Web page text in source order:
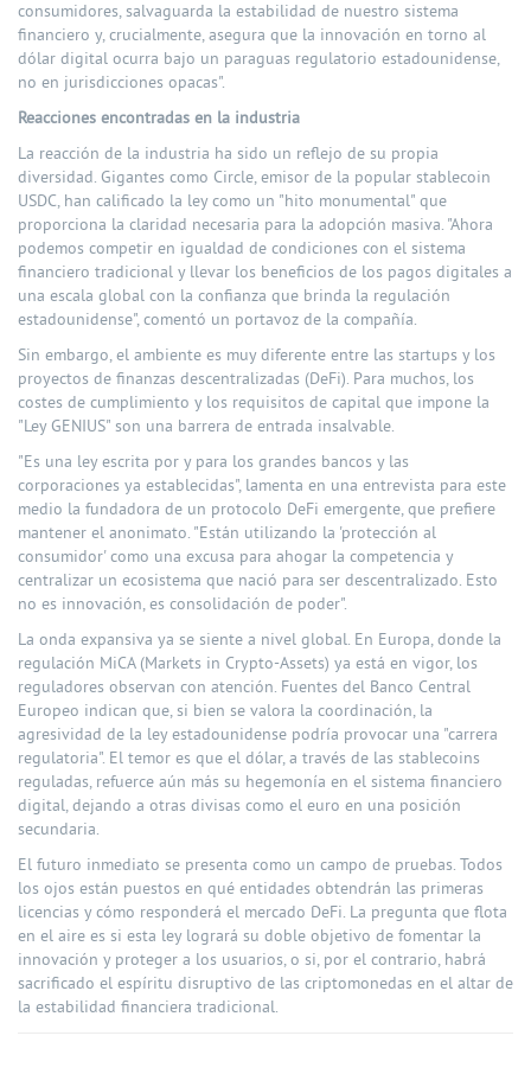
consumidores, salvaguarda la estabilidad de nuestro sistema
financiero y, crucialmente, asegura que la innovación en torno al
dólar digital ocurra bajo un paraguas regulatorio estadounidense,
no en jurisdicciones opacas".
Reacciones encontradas en la industria
La reacción de la industria ha sido un reflejo de su propia
diversidad. Gigantes como Circle, emisor de la popular stablecoin
USDC, han calificado la ley como un "hito monumental" que
proporciona la claridad necesaria para la adopción masiva. "Ahora
podemos competir en igualdad de condiciones con el sistema
financiero tradicional y llevar los beneficios de los pagos digitales a
una escala global con la confianza que brinda la regulación
estadounidense", comentó un portavoz de la compañía.
Sin embargo, el ambiente es muy diferente entre las startups y los
proyectos de finanzas descentralizadas (DeFi). Para muchos, los
costes de cumplimiento y los requisitos de capital que impone la
"Ley GENIUS" son una barrera de entrada insalvable.
"Es una ley escrita por y para los grandes bancos y las
corporaciones ya establecidas", lamenta en una entrevista para este
medio la fundadora de un protocolo DeFi emergente, que prefiere
mantener el anonimato. "Están utilizando la 'protección al
consumidor' como una excusa para ahogar la competencia y
centralizar un ecosistema que nació para ser descentralizado. Esto
no es innovación, es consolidación de poder".
La onda expansiva ya se siente a nivel global. En Europa, donde la
regulación MiCA (Markets in Crypto-Assets) ya está en vigor, los
reguladores observan con atención. Fuentes del Banco Central
Europeo indican que, si bien se valora la coordinación, la
agresividad de la ley estadounidense podría provocar una "carrera
regulatoria". El temor es que el dólar, a través de las stablecoins
reguladas, refuerce aún más su hegemonía en el sistema financiero
digital, dejando a otras divisas como el euro en una posición
secundaria.
El futuro inmediato se presenta como un campo de pruebas. Todos
los ojos están puestos en qué entidades obtendrán las primeras
licencias y cómo responderá el mercado DeFi. La pregunta que flota
en el aire es si esta ley logrará su doble objetivo de fomentar la
innovación y proteger a los usuarios, o si, por el contrario, habrá
sacrificado el espíritu disruptivo de las criptomonedas en el altar de
la estabilidad financiera tradicional.